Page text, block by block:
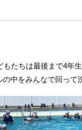
たちは最後まで4年
中をみんなで回って